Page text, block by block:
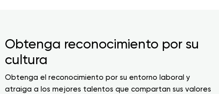
Obtenga reconocimiento por su
cultura
Obtenga el reconocimiento por su entorno laboral y
atraiga a los mejores talentos que compartan sus valores